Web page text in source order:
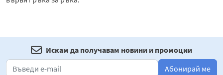
Искам да получавам новини и промоции
Абонирай ме